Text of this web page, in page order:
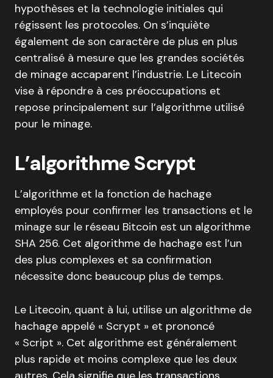
hypothèses et la technologie initiales qui
régissent les protocoles. On s’inquiète
également de son caractère de plus en plus
centralisé à mesure que les grandes sociétés
de minage accaparent l’industrie. Le Litecoin
vise à répondre à ces préoccupations et
repose principalement sur l’algorithme utilisé
pour le minage.
L’algorithme Scrypt
L’algorithme et la fonction de hachage
employés pour confirmer les transactions et le
minage sur le réseau Bitcoin est un algorithme
SHA 256. Cet algorithme de hachage est l’un
des plus complexes et sa confirmation
nécessite donc beaucoup plus de temps.
Le Litecoin, quant à lui, utilise un algorithme de
hachage appelé « Scrypt » et prononcé
« Script ». Cet algorithme est généralement
plus rapide et moins complexe que les deux